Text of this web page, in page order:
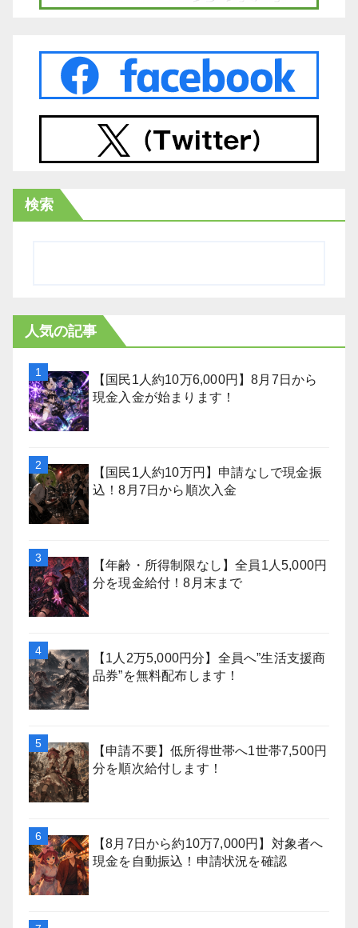
検索
人気の記事
【国民1人約10万6,000円】8月7日から
現金入金が始まります！
【国民1人約10万円】申請なしで現金振
込！8月7日から順次入金
【年齢・所得制限なし】全員1人5,000円
分を現金給付！8月末まで
【1人2万5,000円分】全員へ”生活支援商
品券”を無料配布します！
【申請不要】低所得世帯へ1世帯7,500円
分を順次給付します！
【8月7日から約10万7,000円】対象者へ
現金を自動振込！申請状況を確認